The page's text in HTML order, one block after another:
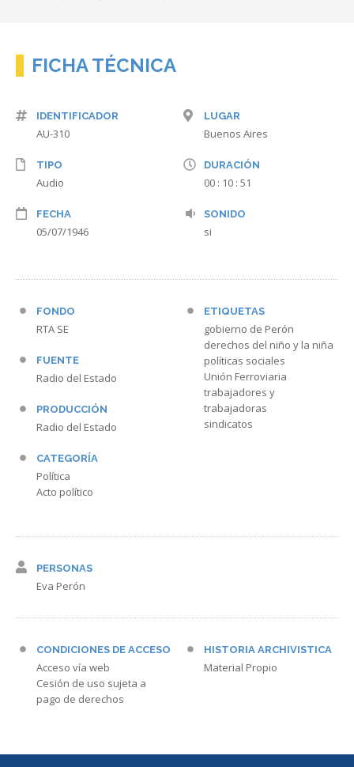
FICHA TÉCNICA
IDENTIFICADOR
AU-310
TIPO
Audio
FECHA
05/07/1946
LUGAR
Buenos Aires
DURACIÓN
00 : 10 : 51
SONIDO
si
FONDO
RTA SE
FUENTE
Radio del Estado
PRODUCCIÓN
Radio del Estado
CATEGORÍA
Política
Acto político
ETIQUETAS
gobierno de Perón
derechos del niño y la niña
políticas sociales
Unión Ferroviaria
trabajadores y
trabajadoras
sindicatos
PERSONAS
Eva Perón
CONDICIONES DE ACCESO
Acceso vía web
Cesión de uso sujeta a
pago de derechos
HISTORIA ARCHIVISTICA
Material Propio